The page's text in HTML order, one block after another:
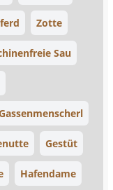
Zotte
Sau
Gestüt
Hafendame